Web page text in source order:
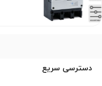
دسترسی سریع